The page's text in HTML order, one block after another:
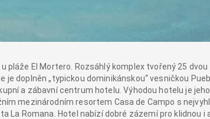
pláže El Mortero. Rozsáhlý komplex tvořený 25
je doplněn „typickou dominikánskou“ vesničkou
a zábavní centrum hotelu. Výhodou hotelu je
mezinárodním resortem Casa de Campo s
La Romana. Hotel nabízí dobré zázemí pro klidnou i